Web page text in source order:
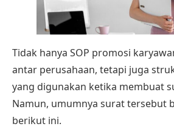
Tidak hanya SOP promosi
antar perusahaan, tetapi juga
yang digunakan ketika membuat
Namun, umumnya surat tersebut
berikut ini.